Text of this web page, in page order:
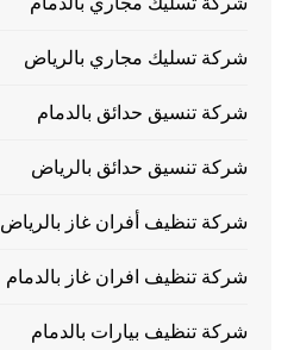
شركة تسليك مجاري بالرياض
شركة تنسيق حدائق بالدمام
شركة تنسيق حدائق بالرياض
شركة تنظيف أفران غاز بالرياض
شركة تنظيف افران غاز بالدمام
شركة تنظيف بيارات بالدمام